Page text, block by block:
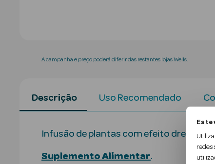
Este
redes
A campanha e preço poderá diferir das restantes lojas Wells.
Descrição Uso Recomendado
Infusão de plantas com efeito drenante
Suplemento Alimentar.